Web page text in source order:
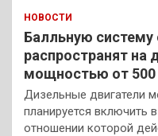
НОВОСТИ
Балльную систему
распространят на
мощностью от 500
Дизельные двигатели
планируется включить
отношении которой